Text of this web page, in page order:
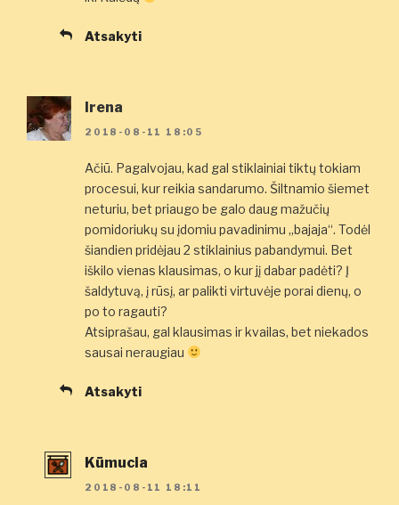
Atsakyti
Irena
2018-08-11 18:05
Ačiū. Pagalvojau, kad gal stiklainiai tiktų tokiam
procesui, kur reikia sandarumo. Šiltnamio šiemet
neturiu, bet priaugo be galo daug mažučių
pomidoriukų su įdomiu pavadinimu „bajaja“. Todėl
šiandien pridėjau 2 stiklainius pabandymui. Bet
iškilo vienas klausimas, o kur jį dabar padėti? Į
šaldytuvą, į rūsį, ar palikti virtuvėje porai dienų, o
po to ragauti?
Atsiprašau, gal klausimas ir kvailas, bet niekados
sausai neraugiau
Atsakyti
Kūmucia
2018-08-11 18:11